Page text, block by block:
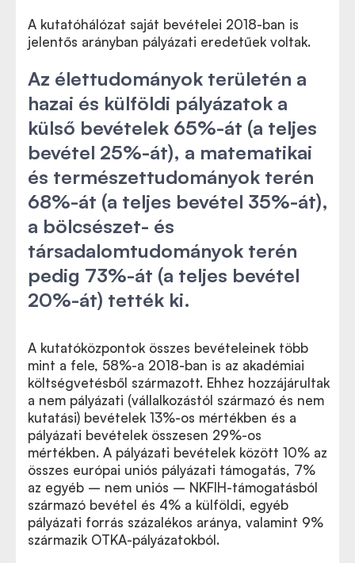
A kutatóhálózat saját bevételei 2018-ban is
jelentős arányban pályázati eredetűek voltak.
Az élettudományok területén a
hazai és külföldi pályázatok a
külső bevételek 65%-át (a teljes
bevétel 25%-át), a matematikai
és természettudományok terén
68%-át (a teljes bevétel 35%-át),
a bölcsészet- és
társadalomtudományok terén
pedig 73%-át (a teljes bevétel
20%-át) tették ki.
A kutatóközpontok összes bevételeinek több
mint a fele, 58%-a 2018-ban is az akadémiai
költségvetésből származott. Ehhez hozzájárultak
a nem pályázati (vállalkozástól származó és nem
kutatási) bevételek 13%-os mértékben és a
pályázati bevételek összesen 29%-os
mértékben. A pályázati bevételek között 10% az
összes európai uniós pályázati támogatás, 7%
az egyéb – nem uniós – NKFIH-támogatásból
származó bevétel és 4% a külföldi, egyéb
pályázati forrás százalékos aránya, valamint 9%
származik OTKA-pályázatokból.